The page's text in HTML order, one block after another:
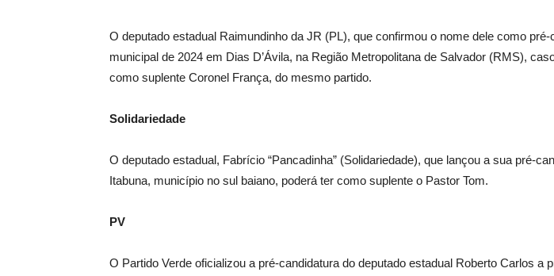
O deputado estadual Raimundinho da JR (PL), que confirmou o nome dele como pré-
municipal de 2024 em Dias D’Ávila, na Região Metropolitana de Salvador (RMS),
como suplente Coronel França, do mesmo partido.
Solidariedade
O deputado estadual, Fabrício “Pancadinha” (Solidariedade), que lançou a sua pré-
Itabuna, município no sul baiano, poderá ter como suplente o Pastor Tom.
PV
O Partido Verde oficializou a pré-candidatura do deputado estadual Roberto Carlos a